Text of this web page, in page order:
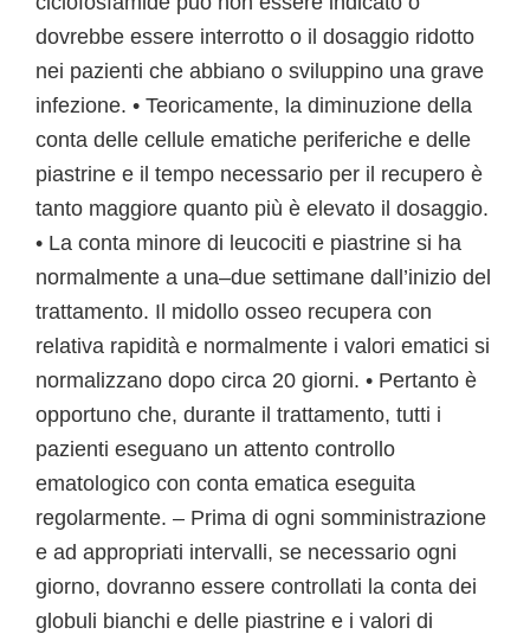
dovrebbe essere interrotto o il dosaggio ridotto
nei pazienti che abbiano o sviluppino una grave
infezione. • Teoricamente, la diminuzione della
conta delle cellule ematiche periferiche e delle
piastrine e il tempo necessario per il recupero è
tanto maggiore quanto più è elevato il dosaggio.
• La conta minore di leucociti e piastrine si ha
normalmente a una–due settimane dall’inizio del
trattamento. Il midollo osseo recupera con
relativa rapidità e normalmente i valori ematici si
normalizzano dopo circa 20 giorni. • Pertanto è
opportuno che, durante il trattamento, tutti i
pazienti eseguano un attento controllo
ematologico con conta ematica eseguita
regolarmente. – Prima di ogni somministrazione
e ad appropriati intervalli, se necessario ogni
giorno, dovranno essere controllati la conta dei
globuli bianchi e delle piastrine e i valori di